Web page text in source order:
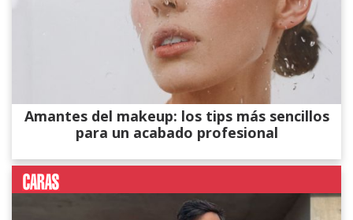
Amantes del makeup: los tips más sencillos
para un acabado profesional